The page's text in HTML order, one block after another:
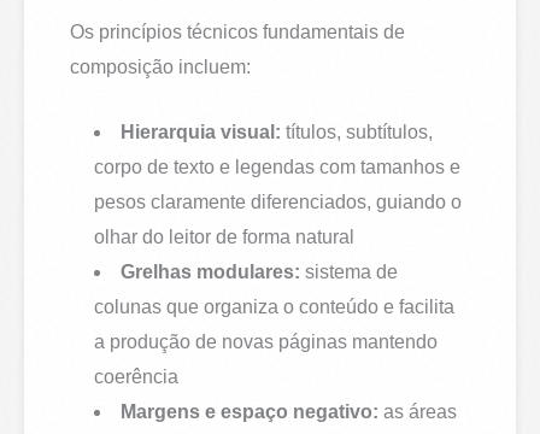
Os princípios técnicos fundamentais de
composição incluem:
Hierarquia visual: títulos, subtítulos,
corpo de texto e legendas com tamanhos e
pesos claramente diferenciados, guiando o
olhar do leitor de forma natural
Grelhas modulares: sistema de
colunas que organiza o conteúdo e facilita
a produção de novas páginas mantendo
coerência
Margens e espaço negativo: as áreas